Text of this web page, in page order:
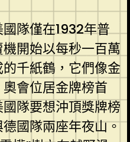
隊僅在1932年普
開始以每秒一百萬
千紙鶴，它們像金
會位居金牌榜首
隊要想沖頂獎牌榜
國隊兩座年夜山。